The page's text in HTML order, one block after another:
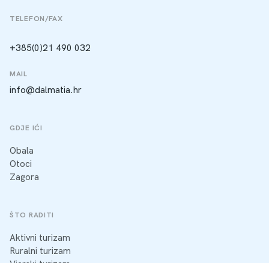
TELEFON/FAX
+385(0)21 490 032
MAIL
info@dalmatia.hr
GDJE IĆI
Obala
Otoci
Zagora
ŠTO RADITI
Aktivni turizam
Ruralni turizam